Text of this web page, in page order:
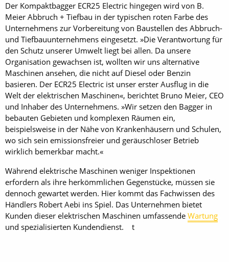
Der Kompaktbagger ECR25 Electric hingegen wird von B.
Meier Abbruch + Tiefbau in der typischen roten Farbe des
Unternehmens zur Vorbereitung von Baustellen des Abbruch-
und Tiefbauunternehmens eingesetzt. »Die Verantwortung für
den Schutz unserer Umwelt liegt bei allen. Da unsere
Organisation gewachsen ist, wollten wir uns alternative
Maschinen ansehen, die nicht auf Diesel oder Benzin
basieren. Der ECR25 Electric ist unser erster Ausflug in die
Welt der elektrischen Maschinen«, berichtet Bruno Meier, CEO
und Inhaber des Unternehmens. »Wir setzen den Bagger in
bebauten Gebieten und komplexen Räumen ein,
beispielsweise in der Nähe von Krankenhäusern und Schulen,
wo sich sein emissionsfreier und geräuschloser Betrieb
wirklich bemerkbar macht.«
Während elektrische Maschinen weniger Inspektionen
erfordern als ihre herkömmlichen Gegenstücke, müssen sie
dennoch gewartet werden. Hier kommt das Fachwissen des
Händlers Robert Aebi ins Spiel. Das Unternehmen bietet
Kunden dieser elektrischen Maschinen umfassende Wartung
und spezialisierten Kundendienst. t